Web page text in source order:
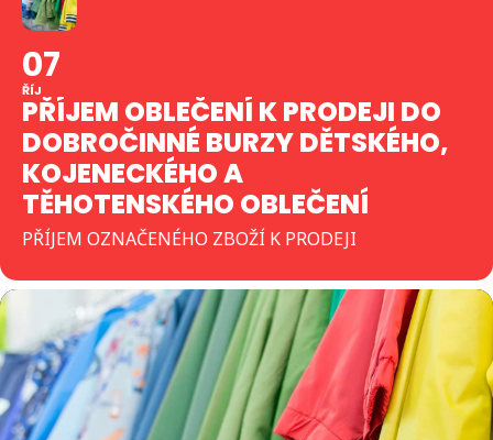
07
ŘÍJ
PŘÍJEM OBLEČENÍ K PRODEJI DO
DOBROČINNÉ BURZY DĚTSKÉHO,
KOJENECKÉHO A
TĚHOTENSKÉHO OBLEČENÍ
PŘÍJEM OZNAČENÉHO ZBOŽÍ K PRODEJI